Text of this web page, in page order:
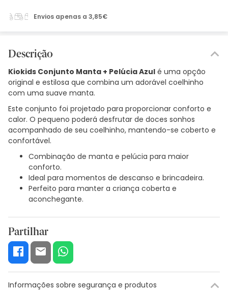
Envios apenas a 3,85€
Descrição
Kiokids Conjunto Manta + Pelúcia Azul é uma opção
original e estilosa que combina um adorável coelhinho
com uma suave manta.
Este conjunto foi projetado para proporcionar conforto e
calor. O pequeno poderá desfrutar de doces sonhos
acompanhado de seu coelhinho, mantendo-se coberto e
confortável.
Combinação de manta e pelúcia para maior
conforto.
Ideal para momentos de descanso e brincadeira.
Perfeito para manter a criança coberta e
aconchegante.
Partilhar
Informações sobre segurança e produtos